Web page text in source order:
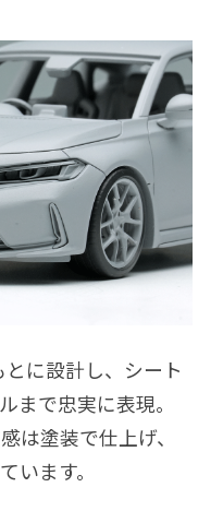
に設計し、シート
まで忠実に表現。
は塗装で仕上げ、
います。